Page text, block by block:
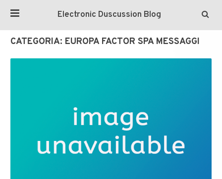
Electronic Duscussion Blog
CATEGORIA: EUROPA FACTOR SPA MESSAGGI